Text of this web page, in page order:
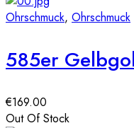
Ohrschmuck, Ohrschmuck
€169.00
Out Of Stock